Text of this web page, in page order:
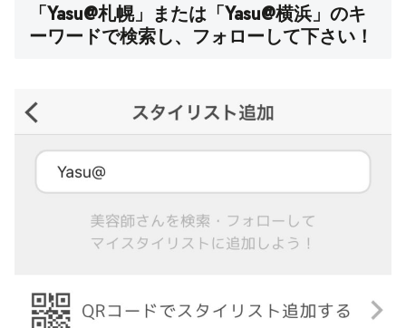
「Yasu@札幌」または「Yasu@横浜」のキ
ーワードで検索し、フォローして下さい！